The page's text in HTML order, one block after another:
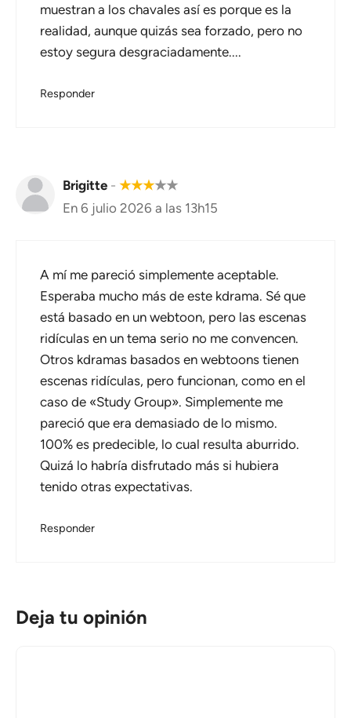
muestran a los chavales así es porque es la
realidad, aunque quizás sea forzado, pero no
estoy segura desgraciadamente....
Responder
Brigitte - ★★★★★
En 6 julio 2026 a las 13h15
A mí me pareció simplemente aceptable.
Esperaba mucho más de este kdrama. Sé que
está basado en un webtoon, pero las escenas
ridículas en un tema serio no me convencen.
Otros kdramas basados en webtoons tienen
escenas ridículas, pero funcionan, como en el
caso de «Study Group». Simplemente me
pareció que era demasiado de lo mismo.
100% es predecible, lo cual resulta aburrido.
Quizá lo habría disfrutado más si hubiera
tenido otras expectativas.
Responder
Deja tu opinión